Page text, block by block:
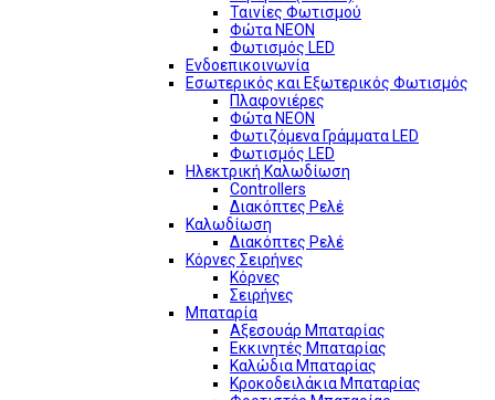
Ταινίες Φωτισμού
Φώτα NEON
Φωτισμός LED
Ενδοεπικοινωνία
Εσωτερικός και Εξωτερικός Φωτισμός
Πλαφονιέρες
Φώτα NEON
Φωτιζόμενα Γράμματα LED
Φωτισμός LED
Ηλεκτρική Καλωδίωση
Controllers
Διακόπτες Ρελέ
Καλωδίωση
Διακόπτες Ρελέ
Κόρνες Σειρήνες
Κόρνες
Σειρήνες
Μπαταρία
Αξεσουάρ Μπαταρίας
Εκκινητές Μπαταρίας
Καλώδια Μπαταρίας
Κροκοδειλάκια Μπαταρίας